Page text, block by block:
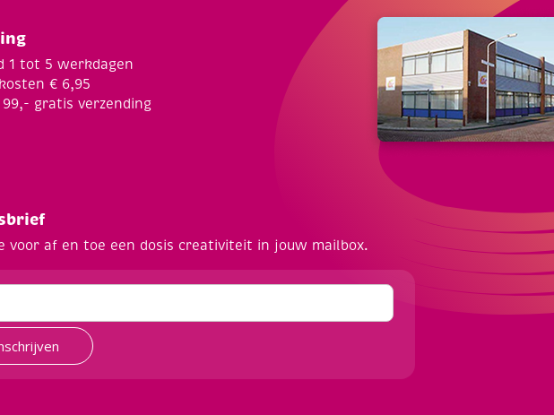
1 tot 5 werkdagen
€ 6,95
99,- gratis verzending
voor af en toe een dosis creativiteit in jouw mailbox.